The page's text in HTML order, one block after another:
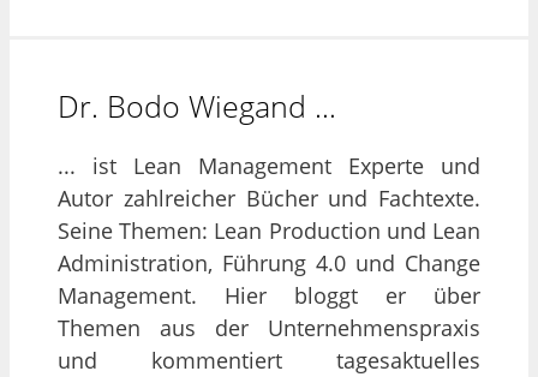
Dr. Bodo Wiegand …
... ist Lean Management Experte und
Autor zahlreicher Bücher und Fachtexte.
Seine Themen: Lean Production und Lean
Administration, Führung 4.0 und Change
Management. Hier bloggt er über
Themen aus der Unternehmenspraxis
und kommentiert tagesaktuelles